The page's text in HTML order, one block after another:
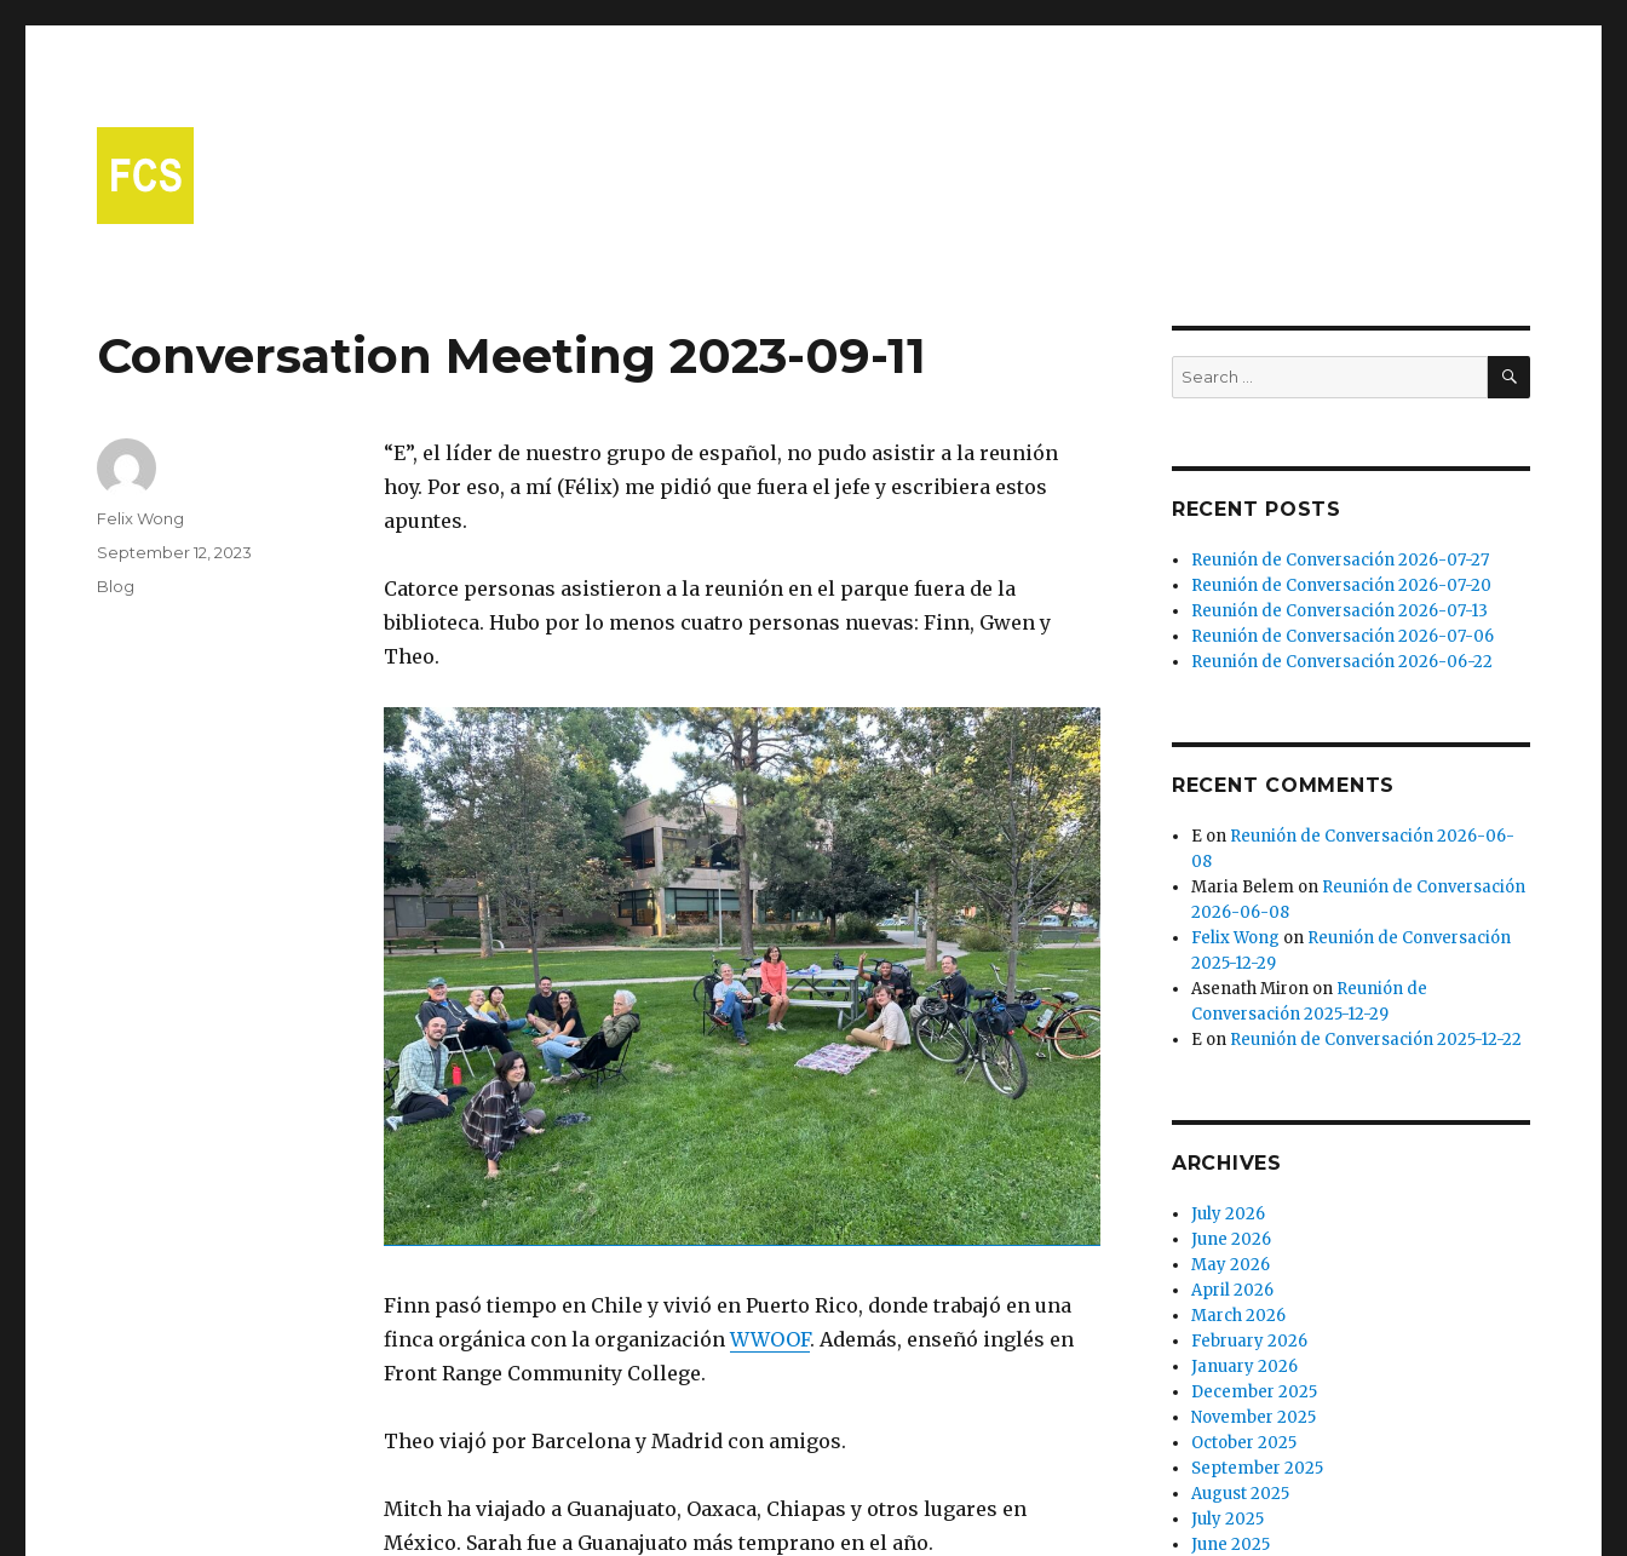
Conversation Meeting 2023-09-11
“E”, el líder de nuestro grupo de español, no pudo asistir a la reunión
hoy. Por eso, a mí (Félix) me pidió que fuera el jefe y escribiera estos
apuntes.
Catorce personas asistieron a la reunión en el parque fuera de la
biblioteca. Hubo por lo menos cuatro personas nuevas: Finn, Gwen y
Theo.
Finn pasó tiempo en Chile y vivió en Puerto Rico, donde trabajó en una
finca orgánica con la organizaciónWWOOF. Además, enseñó inglés en
Front Range Community College.
Theo viajó por Barcelona y Madrid con amigos.
Mitch ha viajado a Guanajuato, Oaxaca, Chiapas y otros lugares en
México. Sarah fue a Guanajuato más temprano en el año.
Author
Felix Wong
Posted
on
September 12, 2023
Categories
Blog
Search
for:
SEARCH
RECENT POSTS
Reunión de Conversación 2026-07-27
Reunión de Conversación 2026-07-20
Reunión de Conversación 2026-07-13
Reunión de Conversación 2026-07-06
Reunión de Conversación 2026-06-22
RECENT COMMENTS
E on Reunión de Conversación 2026-06-
08
Maria Belem on Reunión de Conversación
2026-06-08
Felix Wong on Reunión de Conversación
2025-12-29
Asenath Miron on Reunión de
Conversación 2025-12-29
E on Reunión de Conversación 2025-12-22
ARCHIVES
July 2026
June 2026
May 2026
April 2026
March 2026
February 2026
January 2026
December 2025
November 2025
October 2025
September 2025
August 2025
July 2025
June 2025